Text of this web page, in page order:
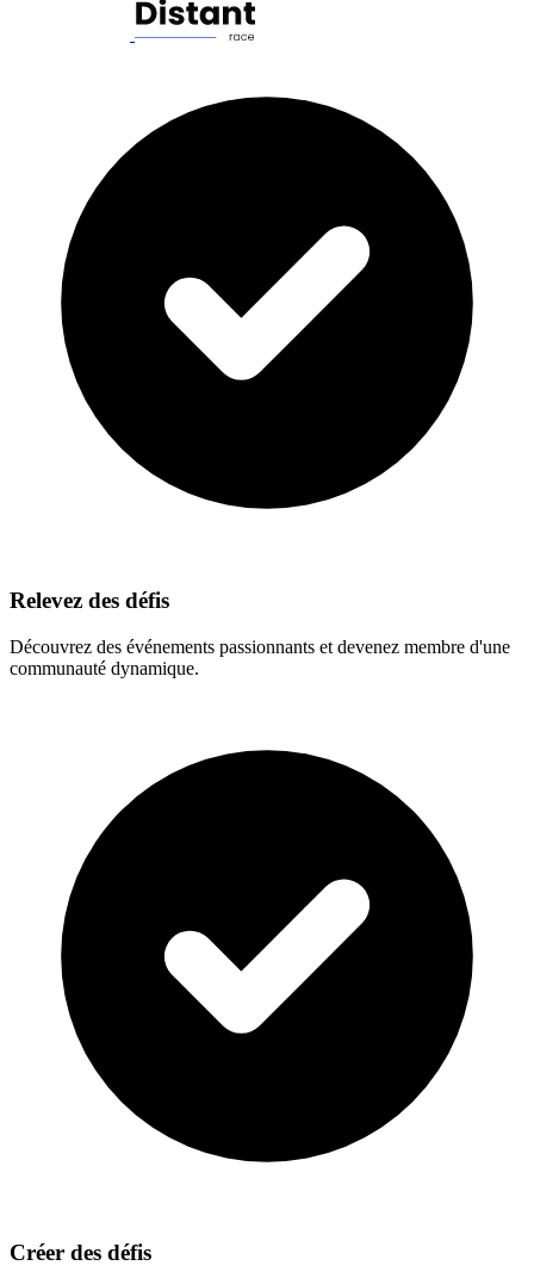
Relevez des défis
Découvrez des événements passionnants et devenez membre d'une
communauté dynamique.
Créer des défis